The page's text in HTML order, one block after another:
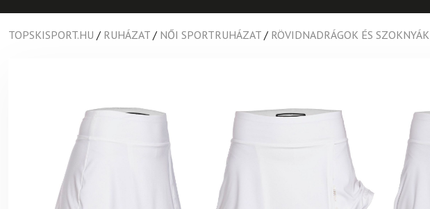
TOPSKISPORT.HU / RUHÁZAT / NŐI SPORTRUHÁZAT / RÖVIDNADRÁGOK ÉS SZOKNYÁK